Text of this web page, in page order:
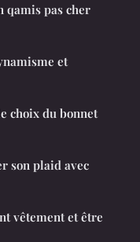
qamis pas cher
et
choix du bonnet
son plaid avec
vêtement et être